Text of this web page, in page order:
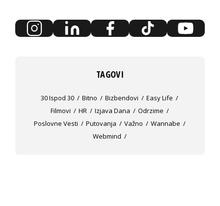
TAGOVI
30 Ispod 30 Bitno Bizbendovi
Easy Life
Filmovi
HR Izjava Dana
Odrzime
Poslovne Vesti
Putovanja Važno
Wannabe
Webmind